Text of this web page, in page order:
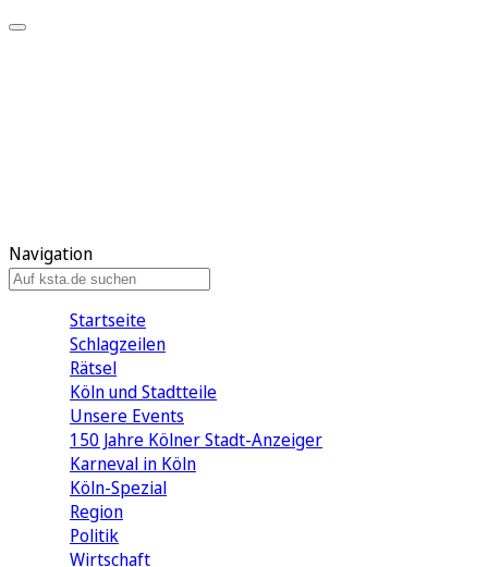
Navigation
Startseite
Schlagzeilen
Rätsel
Köln und Stadtteile
Unsere Events
150 Jahre Kölner Stadt-Anzeiger
Karneval in Köln
Köln-Spezial
Region
Politik
Wirtschaft